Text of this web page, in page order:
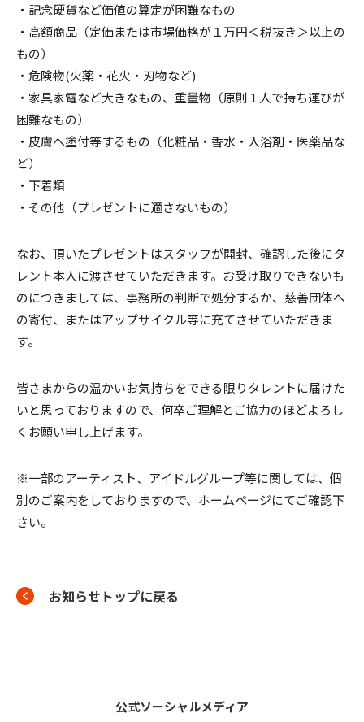
・記念硬貨など価値の算定が困難なもの
・⾼額商品（定価または市場価格が１万円＜税抜き＞以上の
もの）
・危険物(⽕薬・花⽕・刃物など)
・家具家電など⼤きなもの、重量物（原則 1 ⼈で持ち運びが
困難なもの）
・⽪膚へ塗付等するもの（化粧品・⾹⽔・⼊浴剤・医薬品な
ど）
・下着類
・その他（プレゼントに適さないもの）
なお、頂いたプレゼントはスタッフが開封、確認した後にタ
レント本⼈に渡させていただきます。お受け取りできないも
のにつきましては、事務所の判断で処分するか、慈善団体へ
の寄付、またはアップサイクル等に充てさせていただきま
す。
皆さまからの温かいお気持ちをできる限りタレントに届けた
いと思っておりますので、何卒ご理解とご協⼒のほどよろし
くお願い申し上げます。
※⼀部のアーティスト、アイドルグループ等に関しては、個
別のご案内をしておりますので、ホームページにてご確認下
さい。
お知らせトップに戻る
公式ソーシャルメディア